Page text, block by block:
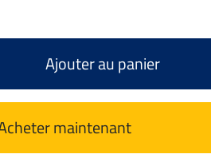
Ajouter au panier
maintenant